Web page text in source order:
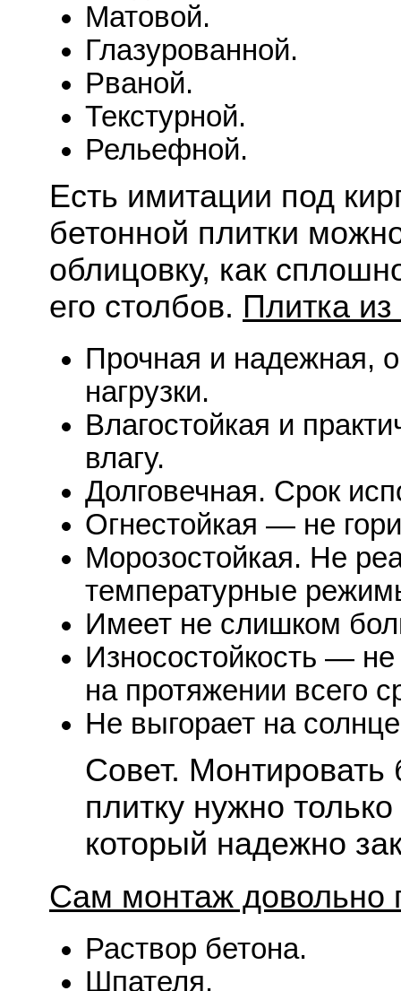
Матовой.
Глазурованной.
Рваной.
Текстурной.
Рельефной.
Есть имитации под
бетонной плитки
облицовку, как
его столбов. Плитка
Прочная и надежная,
нагрузки.
Влагостойкая и
влагу.
Долговечная. Срок
Огнестойкая — не
Морозостойкая. Не
температурные
Имеет не слишком
Износостойкость —
на протяжении всего
Не выгорает на
Совет.
плитку нужно
который надежно
Сам монтаж довольно
Раствор бетона.
Шпателя.